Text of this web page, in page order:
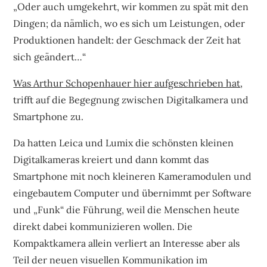
„Oder auch umgekehrt, wir kommen zu spät mit den
Dingen; da nämlich, wo es sich um Leistungen, oder
Produktionen handelt: der Geschmack der Zeit hat
sich geändert…“
Was Arthur Schopenhauer hier aufgeschrieben hat,
trifft auf die Begegnung zwischen Digitalkamera und
Smartphone zu.
Da hatten Leica und Lumix die schönsten kleinen
Digitalkameras kreiert und dann kommt das
Smartphone mit noch kleineren Kameramodulen und
eingebautem Computer und übernimmt per Software
und „Funk“ die Führung, weil die Menschen heute
direkt dabei kommunizieren wollen. Die
Kompaktkamera allein verliert an Interesse aber als
Teil der neuen visuellen Kommunikation im